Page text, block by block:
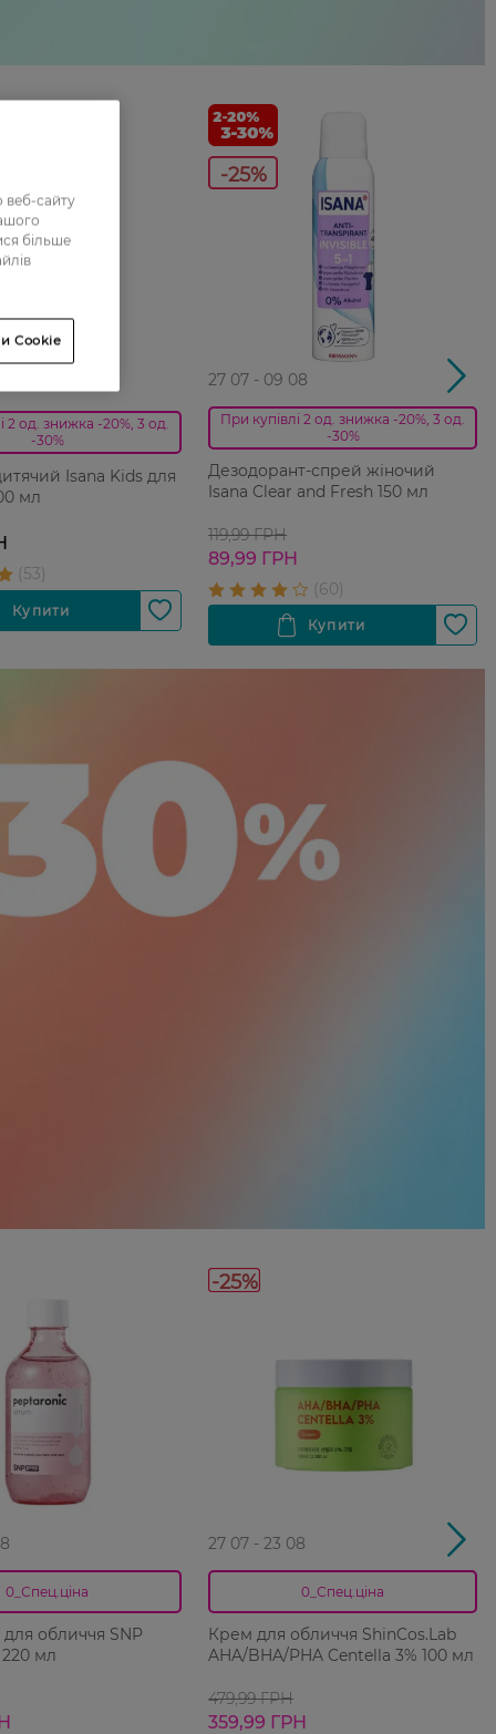
2 од. знижка -20%, 3 од.
-30%
Isana Kids для
мл
-25%
27 07 - 09 08
При купівлі 2 од. знижка -20%, 3 од.
-30%
Дезодорант-спрей жіночий
Isana Clear and Fresh 150 мл
119,99 ГРН
89,99 ГРН
0_Спец.ціна
обличчя SNP
мл
-25%
27 07 - 23 08
0_Спец.ціна
Крем для обличчя ShinCos.Lab
AHA/BHA/PHA Centella 3% 100 мл
479,99 ГРН
359,99 ГРН
сайту
більше
Cookie